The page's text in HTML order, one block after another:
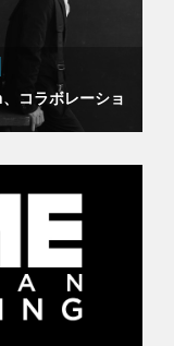
コラボレーショ